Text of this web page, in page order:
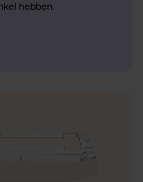
hebben.